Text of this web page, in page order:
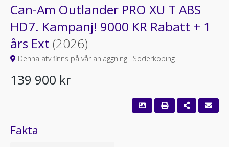
Can-Am Outlander PRO XU T ABS
HD7. Kampanj! 9000 KR Rabatt + 1
års Ext (2026)
Denna atv finns på vår anläggning i Söderköping
139 900 kr
Fakta